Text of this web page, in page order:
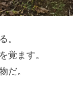
。
覚ます。
だ。